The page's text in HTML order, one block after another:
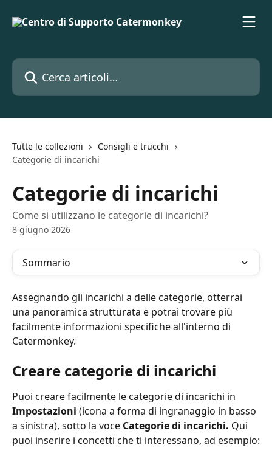
Cerca articoli…
Tutte le collezioni
Consigli e trucchi
Categorie di incarichi
Categorie di incarichi
Come si utilizzano le categorie di incarichi?
8 giugno 2026
Sommario
Assegnando gli incarichi a delle categorie, otterrai
una panoramica strutturata e potrai trovare più
facilmente informazioni specifiche all'interno di
Catermonkey.
Creare categorie di incarichi
Puoi creare facilmente le categorie di incarichi in
Impostazioni (icona a forma di ingranaggio in basso
a sinistra), sotto la voce Categorie di incarichi. Qui
puoi inserire i concetti che ti interessano, ad esempio: